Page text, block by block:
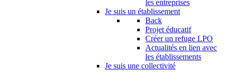
les entreprises
Je suis un établissement
Back
Projet éducatif
Créer un refuge LPO
Actualités en lien avec
les établissements
Je suis une collectivité